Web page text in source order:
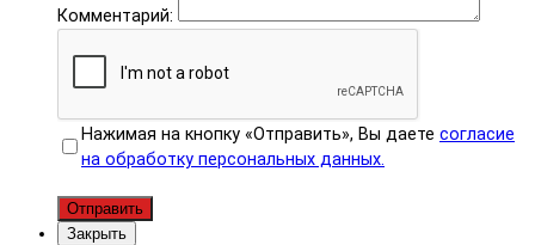
Комментарий:
Нажимая на кнопку «Отправить», Вы даете согласие
на обработку персональных данных.
Отправить
Закрыть